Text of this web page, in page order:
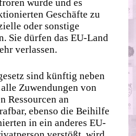
wurde und es
Geschäfte zu
oder sonstige
Sie dürfen das EU-Land
verlassen.
sind künftig neben
Zuwendungen von
Ressourcen an
ebenso die Beihilfe
in ein anderes EU-